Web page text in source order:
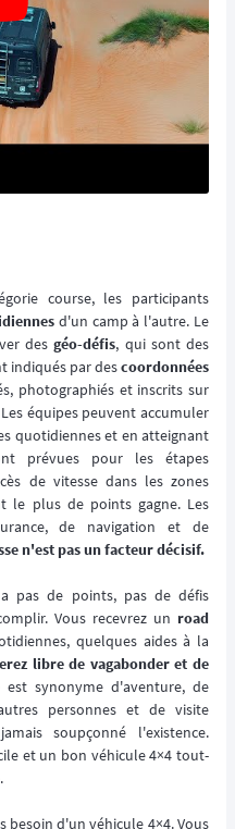
course, les participants
d'un camp à l'autre. Le
desgéo-défis, qui sont des
indiqués par descoordonnées
photographiés et inscrits sur
équipes peuvent accumuler
quotidiennes et en atteignant
prévues pour les étapes
de vitesse dans les zones
le plus de points gagne. Les
de navigation et de
n'est pas un facteur décisif.
de points, pas de défis
Vous recevrez un road
quelques aides à la
libre de vagabonder et de
synonyme d'aventure, de
personnes et de visite
soupçonné l'existence.
et un bon véhicule 4×4 tout-
besoin d'un véhicule 4×4. Vous